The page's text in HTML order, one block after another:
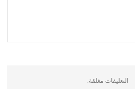
التعليقات مغلقة.